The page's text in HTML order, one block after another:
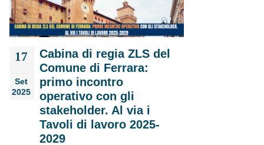
17
Set
2025
Cabina di regia ZLS del
Comune di Ferrara:
primo incontro
operativo con gli
stakeholder. Al via i
Tavoli di lavoro 2025-
2029